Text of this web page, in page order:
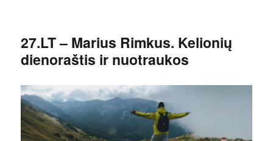
27.LT – Marius Rimkus. Kelionių
dienoraštis ir nuotraukos